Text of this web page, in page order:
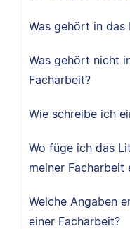
Was gehört in das
Was gehört nicht
Facharbeit?
Wie schreibe ich
Wo füge ich das
meiner Facharbeit
Welche Angaben
einer Facharbeit?